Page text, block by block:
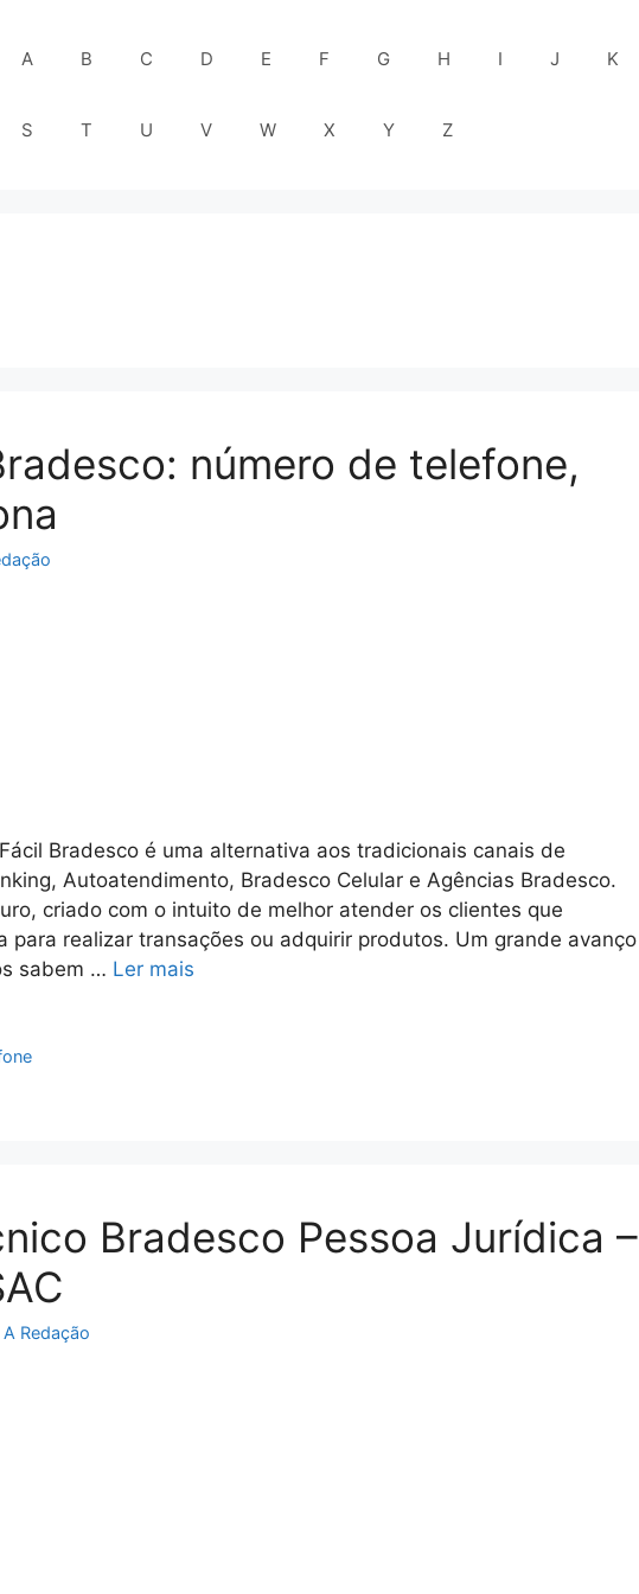
A B C D E F G H I J K
S T U V W X Y Z
número de telefone,
Bradesco é uma alternativa aos tradicionais canais de
Autoatendimento, Bradesco Celular e Agências Bradesco.
criado com o intuito de melhor atender os clientes que
para realizar transações ou adquirir produtos. Um grande avanço
sabem … Ler mais
Bradesco Pessoa Jurídica –
A Redação